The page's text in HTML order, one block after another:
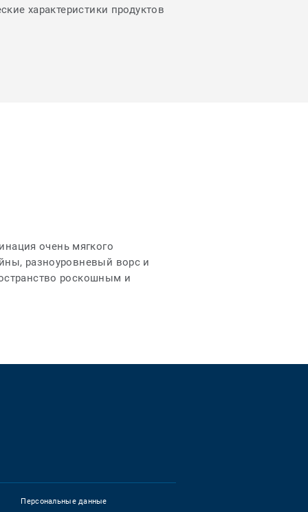
характеристики продуктов
очень мягкого
разноуровневый ворс и
роскошным и
Персональные данные